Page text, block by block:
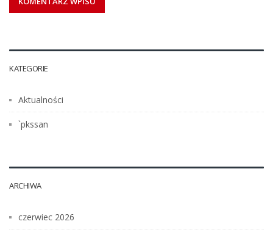
KATEGORIE
Aktualności
`pkssan
ARCHIWA
czerwiec 2026